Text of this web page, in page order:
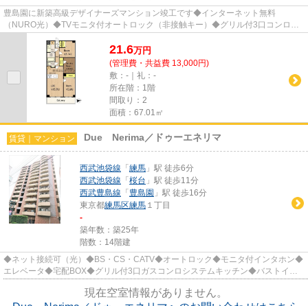
豊島園に新築高級デザイナーズマンション竣工です◆インターネット無料
（NURO光）◆TVモニタ付オートロック（非接触キー）◆グリル付3口コンロシ
ステムキッチン◆浄水器設置◆3面鏡キャビネ...
21.6万円
(管理費・共益費 13,000円)
敷：-｜礼：-
所在階：1階
間取り：2
面積：67.01㎡
賃貸｜マンション Due Nerima／ドゥーエネリマ
西武池袋線 「 練馬 」駅 徒歩6分
西武池袋線 「 桜台 」駅 徒歩11分
西武豊島線 「 豊島園 」駅 徒歩16分
東京都練馬区練馬 １丁目
-
築年数：築25年
階数：14階建
◆ネット接続可（光）◆BS・CS・CATV◆オートロック◆モニタ付インタホン◆
エレベータ◆宅配BOX◆グリル付3口ガスコンロシステムキッチン◆バストイレ
現在空室情報がありません。